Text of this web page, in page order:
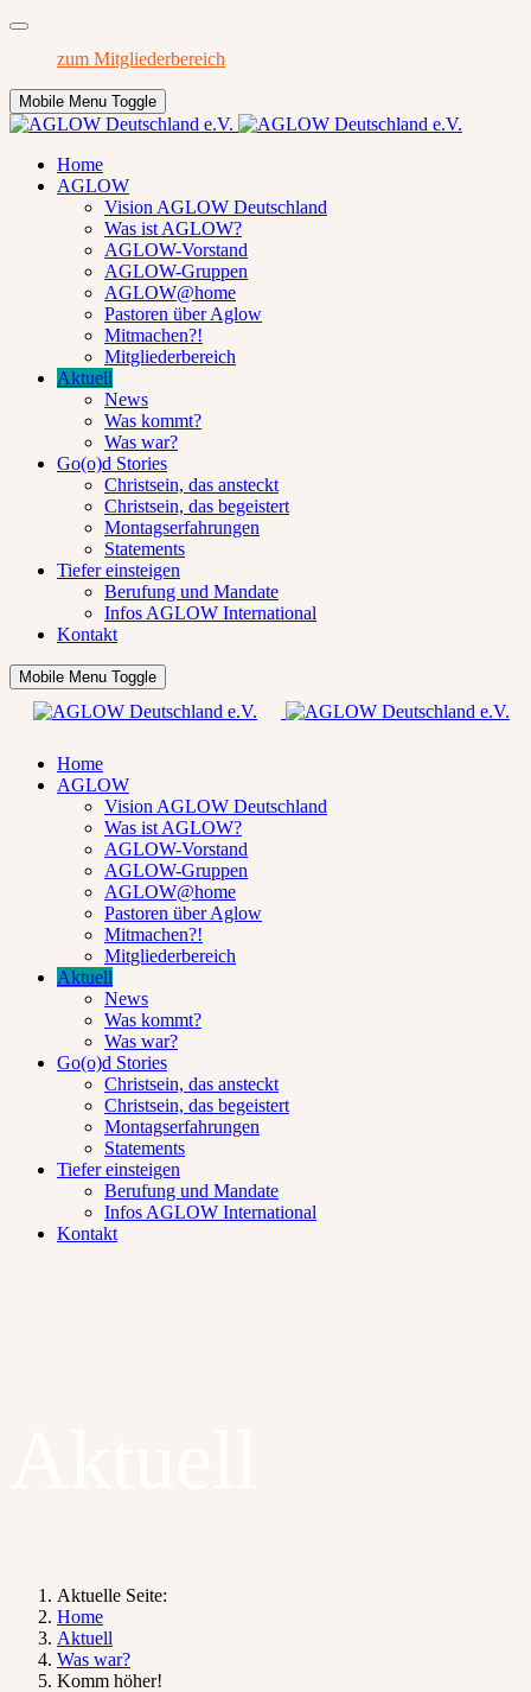
zum Mitgliederbereich
Mobile Menu Toggle
Home
AGLOW
Vision AGLOW Deutschland
Was ist AGLOW?
AGLOW-Vorstand
AGLOW-Gruppen
AGLOW@home
Pastoren über Aglow
Mitmachen?!
Mitgliederbereich
Aktuell
News
Was kommt?
Was war?
Go(o)d Stories
Christsein, das ansteckt
Christsein, das begeistert
Montagserfahrungen
Statements
Tiefer einsteigen
Berufung und Mandate
Infos AGLOW International
Kontakt
Mobile Menu Toggle
Home
AGLOW
Vision AGLOW Deutschland
Was ist AGLOW?
AGLOW-Vorstand
AGLOW-Gruppen
AGLOW@home
Pastoren über Aglow
Mitmachen?!
Mitgliederbereich
Aktuell
News
Was kommt?
Was war?
Go(o)d Stories
Christsein, das ansteckt
Christsein, das begeistert
Montagserfahrungen
Statements
Tiefer einsteigen
Berufung und Mandate
Infos AGLOW International
Kontakt
Aktuelle Seite:
Home
Aktuell
Was war?
Komm höher!